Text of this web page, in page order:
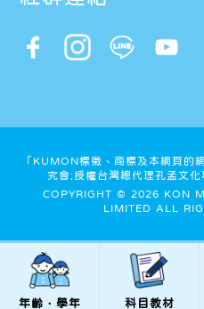
年齡．學年 科目教材
「KUMON標徵、商標及本網頁的
究會;授權台灣總代理孔孟文化
COPYRIGHT © 2026 KON
LIMITED ALL